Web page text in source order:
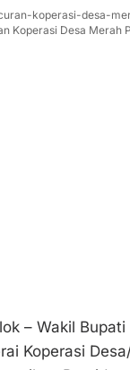
Koperasi Desa Merah
– Wakil
Koperasi